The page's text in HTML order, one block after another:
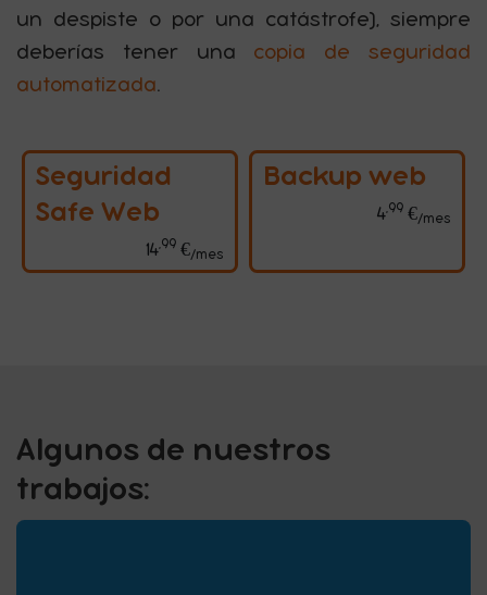
un despiste o por una catástrofe), siempre
deberías tener una copia de seguridad
automatizada.
Seguridad
Safe Web
14,99 €/mes
Backup web
4,99 €/mes
Algunos de nuestros
trabajos: